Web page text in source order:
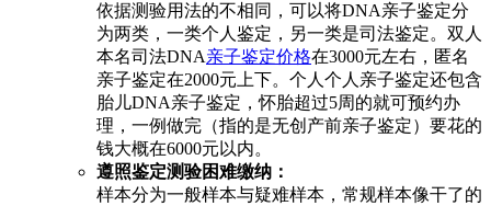
依据测验用法的不相同，可以将DNA亲子鉴定分
为两类，一类个人鉴定，另一类是司法鉴定。双人
本名司法DNA亲子鉴定价格在3000元左右，匿名
亲子鉴定在2000元上下。个人个人亲子鉴定还包含
胎儿DNA亲子鉴定，怀胎超过5周的就可预约办
理，一例做完（指的是无创产前亲子鉴定）要花的
钱大概在6000元以内。
遵照鉴定测验困难缴纳：
样本分为一般样本与疑难样本，常规样本像干了的